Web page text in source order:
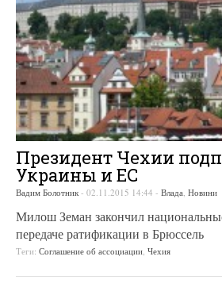
Президент Чехии
Украины и ЕС
Вадим Болотник - 02.11.2015 14:44 - Влада Новини
Милош Земан закончил
передаче ратификации в Брюссель
Теги: Соглашение об ассоциации Чехия